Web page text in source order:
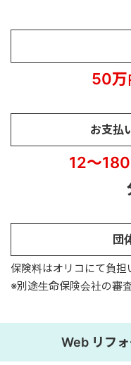
50万
お支払
12～
団
保険料はオリコにて負担
※別途生命保険会社の審
Web リフ